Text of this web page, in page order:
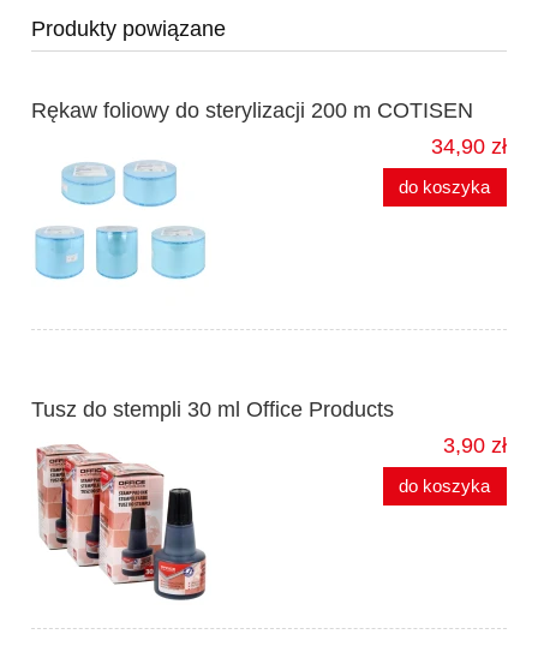
Produkty powiązane
Rękaw foliowy do sterylizacji 200 m COTISEN
34,90 zł
do koszyka
Tusz do stempli 30 ml Office Products
3,90 zł
do koszyka